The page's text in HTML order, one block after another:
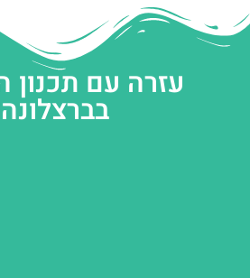
עזרה עם